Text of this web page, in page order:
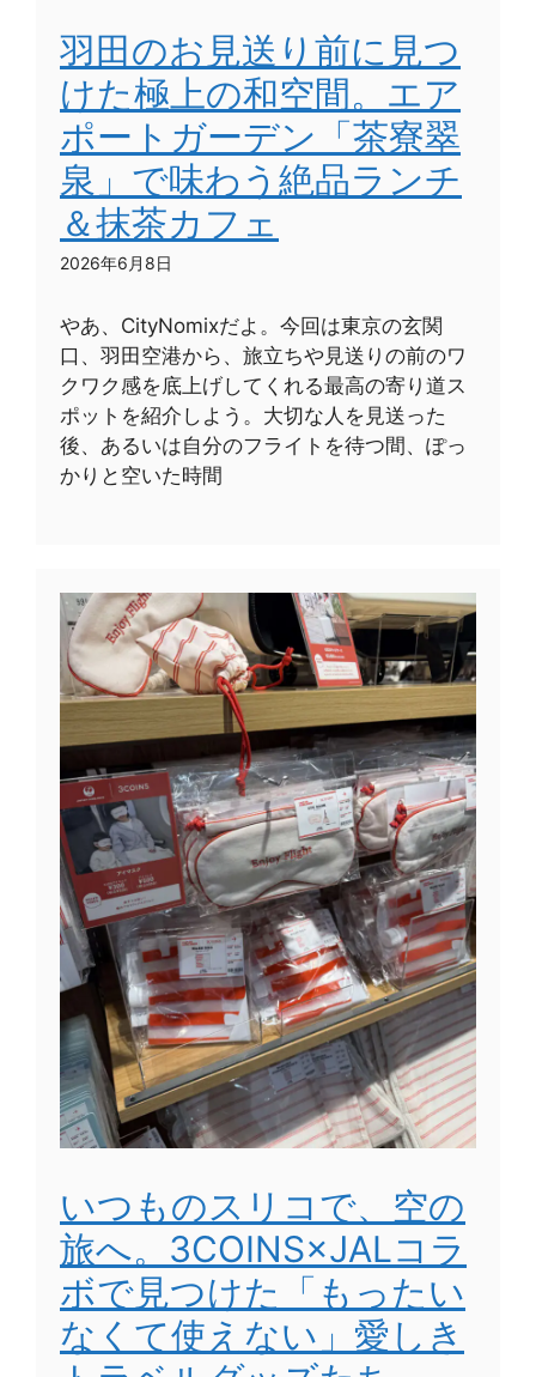
羽田のお見送り前に見つ
けた極上の和空間。エア
ポートガーデン「茶寮翠
泉」で味わう絶品ランチ
＆抹茶カフェ
2026年6月8日
やあ、CityNomixだよ。今回は東京の玄関
口、羽田空港から、旅立ちや見送りの前のワ
クワク感を底上げしてくれる最高の寄り道ス
ポットを紹介しよう。大切な人を見送った
後、あるいは自分のフライトを待つ間、ぽっ
かりと空いた時間
いつものスリコで、空の
旅へ。3COINS×JALコラ
ボで見つけた「もったい
なくて使えない」愛しき